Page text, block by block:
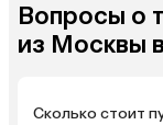
Вопросы о
из Москвы
Сколько стоит